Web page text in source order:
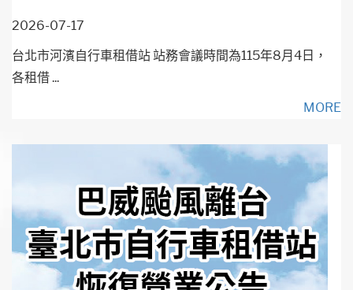
2026-07-17
台北市河濱自行車租借站 站務會議時間為115年8月4日，
各租借 ...
MORE